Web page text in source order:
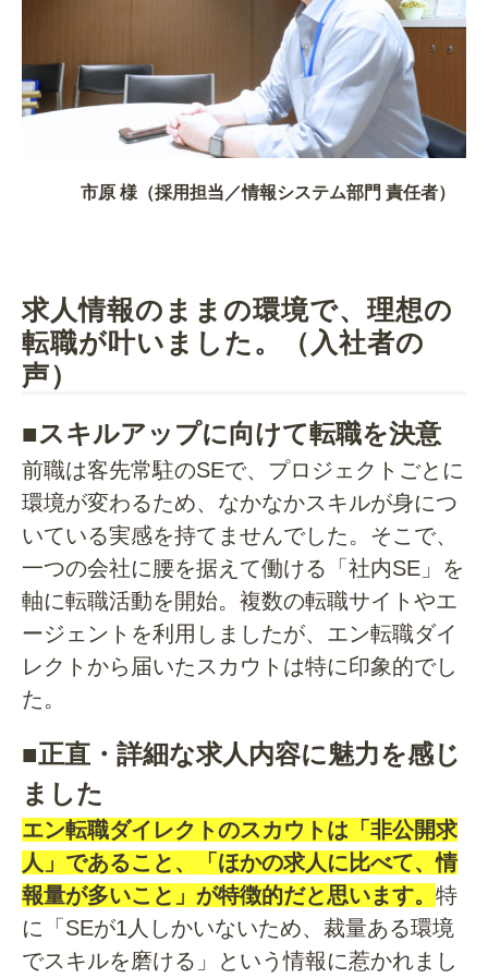
市原 様（採用担当／情報システム部門 責任者）
求人情報のままの環境で、理想の
転職が叶いました。（入社者の
声）
■スキルアップに向けて転職を決意
前職は客先常駐のSEで、プロジェクトごとに
環境が変わるため、なかなかスキルが身につ
いている実感を持てませんでした。そこで、
一つの会社に腰を据えて働ける「社内SE」を
軸に転職活動を開始。複数の転職サイトやエ
ージェントを利用しましたが、エン転職ダイ
レクトから届いたスカウトは特に印象的でし
た。
■正直・詳細な求人内容に魅力を感じ
ました
エン転職ダイレクトのスカウトは「非公開求
人」であること、「ほかの求人に比べて、情
報量が多いこと」が特徴的だと思います。 特
に「SEが1人しかいないため、裁量ある環境
でスキルを磨ける」という情報に惹かれまし